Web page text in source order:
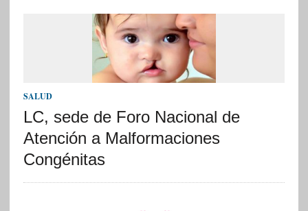
SALUD
LC, sede de Foro Nacional de
Atención a Malformaciones
Congénitas